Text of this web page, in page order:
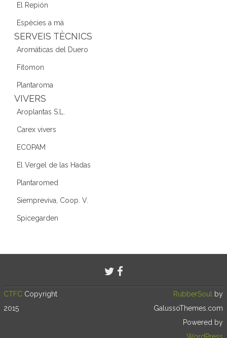
El Repión
Espècies a mà
SERVEIS TÈCNICS
Aromáticas del Duero
Fitomon
Plantaroma
VIVERS
Aroplantas S.L.
Carex vivers
ECOPAM
El Vergel de las Hadas
Plantaromed
Siempreviva, Coop. V.
Spicegarden
CTFC Copyright
2015
RubberSoul
by
GalussoThemes.com
Powered by